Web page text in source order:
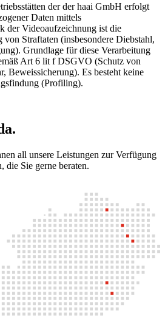
der der haai GmbH erfolgt
Daten mittels
der Videoaufzeichnung ist die
Straftaten (insbesondere Diebstahl,
Grundlage für diese Verarbeitung
Art 6 lit f DSGVO (Schutz von
Beweissicherung). Es besteht keine
(Profiling).
all unsere Leistungen zur Verfügung
die Sie gerne beraten.